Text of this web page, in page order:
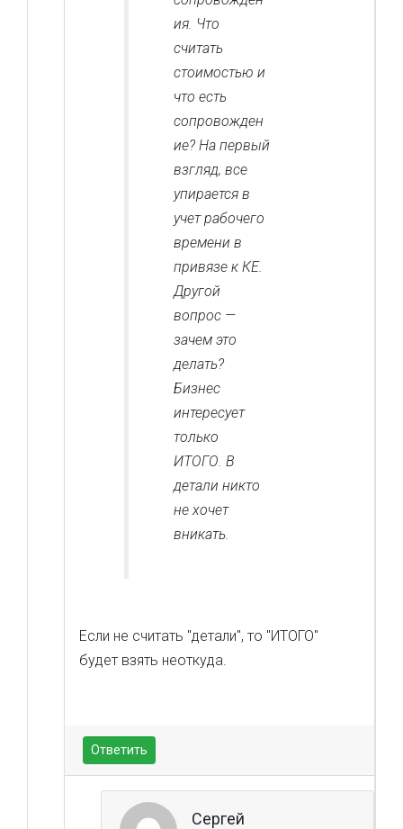
ия. Что
считать
стоимостью и
что есть
сопровожден
ие? На первый
взгляд, все
упирается в
учет рабочего
времени в
привязе к КЕ.
Другой
вопрос —
зачем это
делать?
Бизнес
интересует
только
ИТОГО. В
детали никто
не хочет
вникать.
Если не считать "детали", то "ИТОГО"
будет взять неоткуда.
Ответить
Сергей